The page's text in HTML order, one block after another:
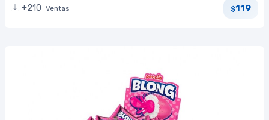
+210 Ventas $119